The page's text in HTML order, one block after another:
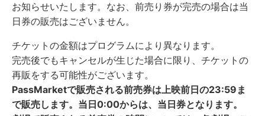
お知らせいたします。なお、前売り券が完売の場合は当
日券の販売はございません。
チケットの金額はプログラムにより異なります。
完売後でもキャンセルが生じた場合に限り、チケットの
再販をする可能性がございます。
PassMarketで販売される前売券は上映前日の23:59ま
で販売します。当日0:00からは、当日券となります。